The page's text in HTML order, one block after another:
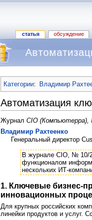
статья обсуждение
Категории: Владимир
Автоматизация
Журнал CIO (Компьютерра),
Владимир Рахтеенко
Генеральный директор
В журнале CIO, № 10/
функционалом
нескольких ИТ-
1. Ключевые бизнес-
инновационных
Для крупных российских
линейки продуктов и услуг.